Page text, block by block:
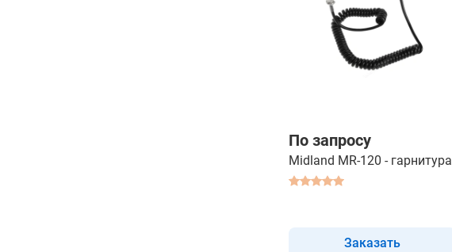
По запросу
Midland MR-120 - гарнитура
Заказать